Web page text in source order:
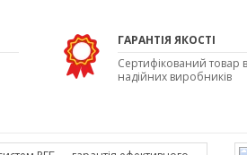
ГАРАНТІЯ ЯКОСТІ
Сертифікований товар
надійних виробників